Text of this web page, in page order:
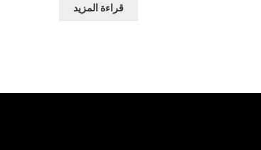
قراءة المزيد